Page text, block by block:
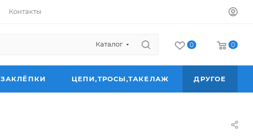
Контакты
Каталог 0 0
ЗАКЛЁПКИ ЦЕПИ,ТРОСЫ,ТАКЕЛАЖ ДРУГОЕ